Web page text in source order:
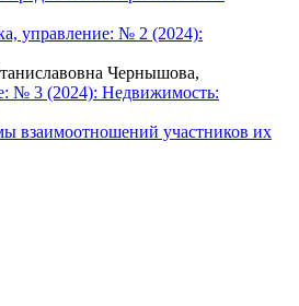
управление: № 2 (2024):
Чернышова,
№ 3 (2024): Недвижимость:
взаимоотношений участников их